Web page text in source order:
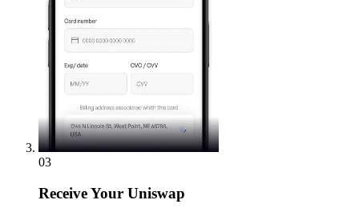
03
ReceiveYour Uniswap